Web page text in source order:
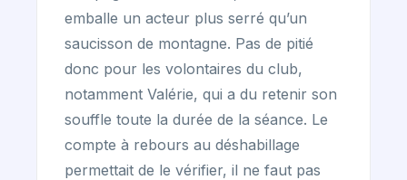
emballe un acteur plus serré qu’un
saucisson de montagne. Pas de pitié
donc pour les volontaires du club,
notamment Valérie, qui a du retenir son
souffle toute la durée de la séance. Le
compte à rebours au déshabillage
permettait de le vérifier, il ne faut pas